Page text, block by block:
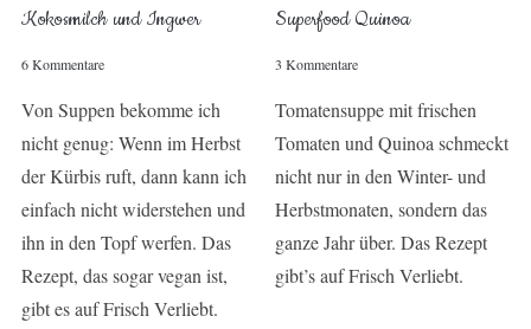
Kokosmilch und Ingwer
6 Kommentare
Von Suppen bekomme ich
nicht genug: Wenn im Herbst
der Kürbis ruft, dann kann ich
einfach nicht widerstehen und
ihn in den Topf werfen. Das
Rezept, das sogar vegan ist,
gibt es auf Frisch Verliebt.
Superfood Quinoa
3 Kommentare
Tomatensuppe mit frischen
Tomaten und Quinoa schmeckt
nicht nur in den Winter- und
Herbstmonaten, sondern das
ganze Jahr über. Das Rezept
gibt’s auf Frisch Verliebt.